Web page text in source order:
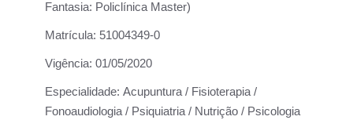
Fantasia: Policlínica Master)
Matrícula: 51004349-0
Vigência: 01/05/2020
Especialidade: Acupuntura / Fisioterapia /
Fonoaudiologia / Psiquiatria / Nutrição / Psicologia